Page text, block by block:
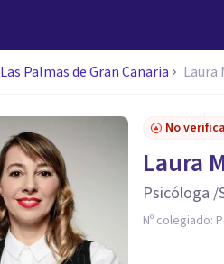
Las Palmas de Gran Canaria Laura
No
Laura
Psicóloga /
Nº colegiado: